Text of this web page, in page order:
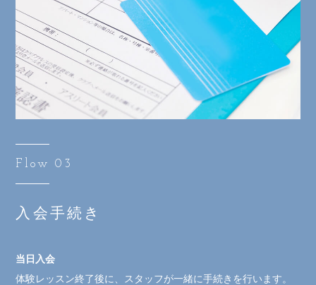
Flow 03
入会手続き
当日入会
体験レッスン終了後に、スタッフが一緒に手続きを行います。